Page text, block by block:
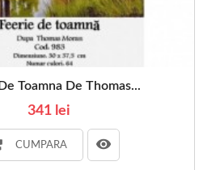
Toamna De Thomas...
341 lei
CUMPARA